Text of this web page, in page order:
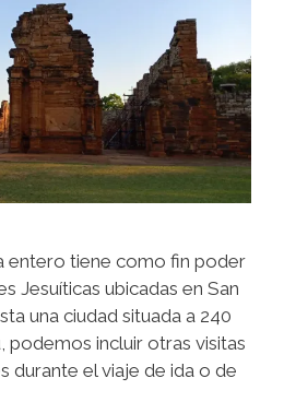
entero tiene como fin poder
Jesuíticas ubicadas en San
una ciudad situada a 240
podemos incluir otras visitas
durante el viaje de ida o de